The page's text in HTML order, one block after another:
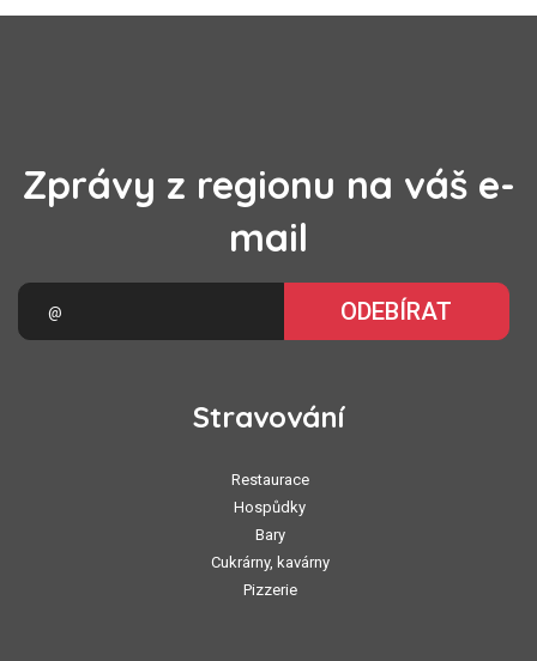
Zprávy z regionu na váš e-
mail
ODEBÍRAT
Stravování
Restaurace
Hospůdky
Bary
Cukrárny, kavárny
Pizzerie